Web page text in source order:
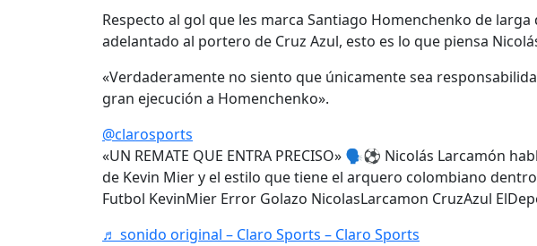
Respecto al gol que les marca Santiago Homenchenko de
adelantado al portero de Cruz Azul, esto es lo que piensa
«Verdaderamente no siento que únicamente sea
gran ejecución a Homenchenko».
@clarosports
«UN REMATE QUE ENTRA PRECISO» 🗣️⚽ Nicolás Larcamón
de Kevin Mier y el estilo que tiene el arquero colombiano
Futbol KevinMier Error Golazo NicolasLarcamon CruzAzul
♬ sonido original – Claro Sports – Claro Sports